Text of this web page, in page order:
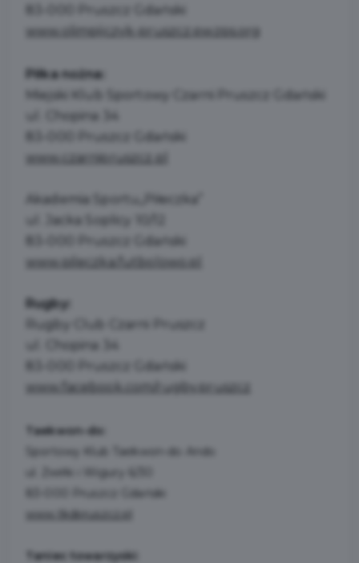
83-000 Pruszcz Gdański
www.olimpijczyk-pruszcz.pwzps.org
Piłka nożna:
Miejski Klub Sportowy Czarni Pruszcz Gdański
ul. Chopina 34
83-000 Pruszcz Gdański
www.czarnipruszcz.pl
Akademia Sportu„Piłeczka”
ul. Jacka Soplicy 10/12
83-000 Pruszcz Gdański
www.pileczka.futbolowo.pl
Rugby:
Rugby Club Czarni Pruszcz
ul. Chopina 34
83-000 Pruszcz Gdański
www.facebook.com/rugby.pruszcz
Taekwon-do:
Sportowy Klub Taekwon-do Ando
ul. Żwirki i Wigury 6/30
83-000 Pruszcz Gdański
www.tkdpruszcz.pl
Taniec towarzyski: